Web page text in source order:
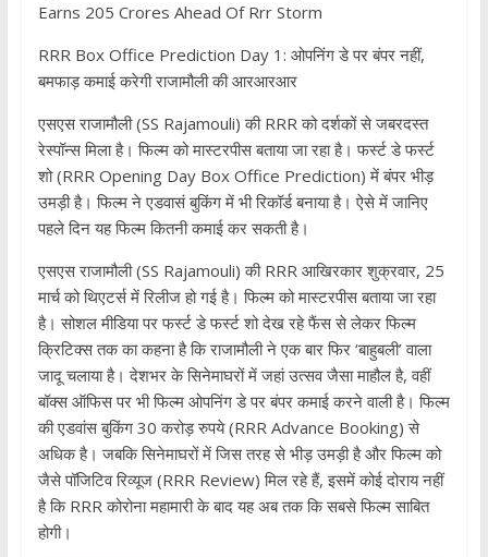
Earns 205 Crores Ahead Of Rrr Storm
RRR Box Office Prediction Day 1: ओपनिंग डे पर बंपर नहीं,
बमफाड़ कमाई करेगी राजामौली की आरआरआर
एसएस राजामौली (SS Rajamouli) की RRR को दर्शकों से जबरदस्‍त
रेस्‍पॉन्‍स मिला है। फिल्‍म को मास्‍टरपीस बताया जा रहा है। फर्स्‍ट डे फर्स्‍ट
शो (RRR Opening Day Box Office Prediction) में बंपर भीड़
उमड़ी है। फिल्‍म ने एडवासं बुकिंग में भी रिकॉर्ड बनाया है। ऐसे में जानिए
पहले दिन यह फिल्‍म कितनी कमाई कर सकती है।
एसएस राजामौली (SS Rajamouli) की RRR आख‍िरकार शुक्रवार, 25
मार्च को थ‍िएटर्स में रिलीज हो गई है। फिल्‍म को मास्‍टरपीस बताया जा रहा
है। सोशल मीडिया पर फर्स्‍ट डे फर्स्‍ट शो देख रहे फैंस से लेकर फिल्‍म
क्र‍िटिक्‍स तक का कहना है कि राजामौली ने एक बार फिर ‘बाहुबली’ वाला
जादू चलाया है। देशभर के सिनेमाघरों में जहां उत्‍सव जैसा माहौल है, वहीं
बॉक्‍स ऑफिस पर भी फिल्‍म ओपनिंग डे पर बंपर कमाई करने वाली है। फिल्‍म
की एडवांस बुकिंग 30 करोड़ रुपये (RRR Advance Booking) से
अध‍िक है। जबकि सिनेमाघरों में जिस तरह से भीड़ उमड़ी है और फिल्‍म को
जैसे पॉजिटिव रिव्‍यूज (RRR Review) मिल रहे हैं, इसमें कोई दोराय नहीं
है कि RRR कोरोना महामारी के बाद यह अब तक कि सबसे फिल्‍म साबित
होगी।